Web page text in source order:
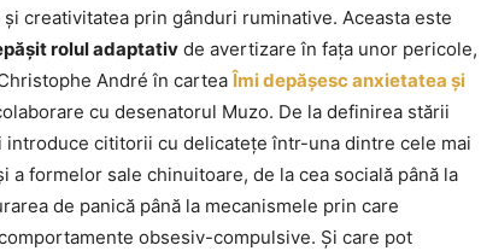
creativitatea prin gânduri ruminative. Aceasta este
rolul adaptativ de avertizare în fața unor pericole,
André în carteaÎmi depășesc anxietatea și
cu desenatorul Muzo. De la definirea stării
introduce cititorii cu delicatețe într-una dintre cele mai
a formelor sale chinuitoare, de la cea socială până la
de panică până la mecanismele prin care
obsesiv-compulsive. Și care pot